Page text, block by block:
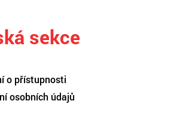
sekce
o přístupnosti
osobních údajů